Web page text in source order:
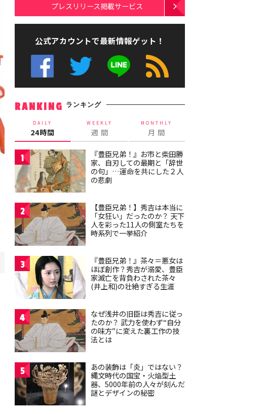
プレスリリース掲載サービス
公式アカウントで最新情報ゲット！
RANKING ランキング
DAILY
24時間
WEEKLY
週 間
MONTHLY
月 間
1
『豊臣兄弟！』お市と柴田勝
家、自刃しての最期と「辞世
の句」…運命を共にした２人
の悲劇
2
【豊臣兄弟！】秀吉は本当に
「女狂い」だったのか？ 天下
人を彩った11人の側室たちを
時系列で一挙紹介
3
『豊臣兄弟！』茶々＝悪女は
ほぼ創作？秀吉が溺愛、豊臣
家滅亡を背負わされた茶々
(井上和)の壮絶すぎる生涯
4
なぜ浅井の旧臣は秀吉に従っ
たのか？ 武力を使わず“自分
の味方”に変えた裏工作の技
法とは
5
あの装飾は「炎」ではない？
縄文時代の国宝・火焔型土
器、5000年前の人々が刻んだ
謎とデザインの秘密